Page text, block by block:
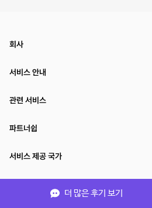
더 많은 후기 보기
회사
서비스 안내
관련 서비스
파트너쉽
서비스 제공 국가
(주)NSPACE 사업자정보